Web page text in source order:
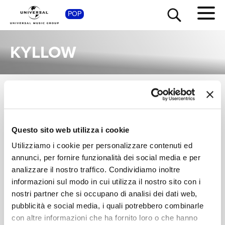
Questo sito web utilizza i cookie
Utilizziamo i cookie per personalizzare contenuti ed
annunci, per fornire funzionalità dei social media e per
analizzare il nostro traffico. Condividiamo inoltre
informazioni sul modo in cui utilizza il nostro sito con i
nostri partner che si occupano di analisi dei dati web,
pubblicità e social media, i quali potrebbero combinarle
con altre informazioni che ha fornito loro o che hanno
POP
KYLLOW
PUMP GORILLA,
KYLLOW, ELIZA ROE
Talk To Me
EXTENDED VERSION
Digitale
SHOP
TOUR
NEWS
RICERCA
CHI SIAMO
CONTATTI